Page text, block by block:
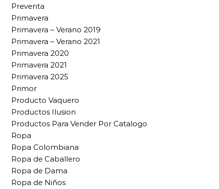
Preventa
Primavera
Primavera – Verano 2019
Primavera – Verano 2021
Primavera 2020
Primavera 2021
Primavera 2025
Primor
Producto Vaquero
Productos Ilusion
Productos Para Vender Por Catalogo
Ropa
Ropa Colombiana
Ropa de Caballero
Ropa de Dama
Ropa de Niños